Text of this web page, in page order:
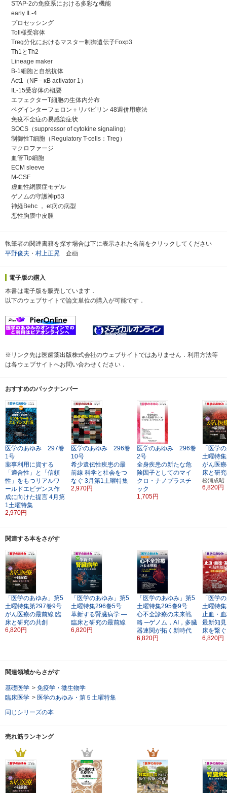
STAP-2の免疫系における多彩な機能
early IL-4
プロセッシング
Toll様受容体
Treg分化におけるマスター制御遺伝子Foxp3
Th1とTh2
Lineage maker
B-1細胞と自然抗体
Act1（NF－κB activator 1）
IL-15受容体の概要
エフェクターT細胞の生体内分布
ペグインターフェロン＋リバビリン 48週併用療法
免疫不全症の易感染症状
SOCS（suppressor of cytokine signaling）
制御性T細胞（Regulatory T-cells：Treg）
マクロファージ
血管Tip細胞
ECM sleeve
M-CSF
虚血性網膜症モデル
ゲノムの守護神p53
神経Behc ， et病の病型
悪性胸膜中皮腫
執筆者の関連書籍を探す場合は下に表示された名前をクリックしてください
平野俊夫 ・ 村上正晃 企画
電子版の購入
本書は電子版を販売しています．
以下のウェブサイトで論文単位の購入が可能です．
※リンク先は医歯薬出版株式会社のウェブサイトではありません．利用方法等
は各ウェブサイトへお問い合わせください．
おすすめのバックナンバー
医学のあゆみ 297巻
1号
薬事利用に資する
「適合性」と「信頼
性」をもつリアルワ
ールドエビデンス作
成に向けた提言 4月第
1土曜特集
2,970円
医学のあゆみ 296巻
10号
希少遺伝性疾患の最
前線 科学と社会をつ
なぐ 3月第1土曜特集
2,970円
医学のあゆみ 296巻
2号
全身疾患の新たな危
険因子としてのマイ
クロ・ナノプラスチ
ック
1,705円
「医学
土曜特
がん医
床と研
松浦成
6,820円
関連する本をさがす
「医学のあゆみ」第5
土曜特集第297巻9号
がん医療の最前線 臨
床と研究の共創
6,820円
「医学のあゆみ」第5
土曜特集296巻5号
革新する腎臓病学 ―
臨床と研究の最前線
6,820円
「医学のあゆみ」第5
土曜特集295巻9号
心不全診療の未来戦
略 ─ゲノム，AI，多臓
器連関が拓く新時代
6,820円
「医学
土曜特
止血・
最新知見
床を繋ぐ
6,820円
関連領域からさがす
基礎医学 > 免疫学・微生物学
臨床医学 > 医学のあゆみ・第５土曜特集
同じシリーズの本
売れ筋ランキング